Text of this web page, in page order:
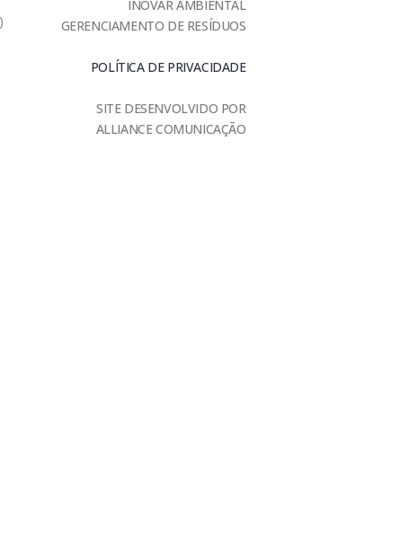
INOVAR AMBIENTAL
GERENCIAMENTO DE RESÍDUOS
POLÍTICA DE PRIVACIDADE
SITE DESENVOLVIDO POR
ALLIANCE COMUNICAÇÃO